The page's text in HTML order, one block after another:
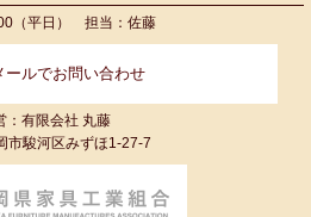
（平日） 担当：佐藤
ールでお問い合わせ
：有限会社 丸藤
市駿河区みずほ1-27-7